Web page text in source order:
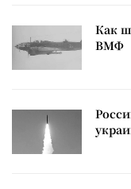
Как
ВМФ